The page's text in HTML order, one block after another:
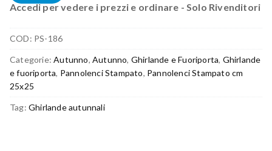
Accedi per vedere i prezzi e ordinare - Solo Rivenditori
COD: PS-186
Categorie:Autunno,Autunno, Ghirlande e Fuoriporta, Ghirlande
e fuoriporta, Pannolenci Stampato, Pannolenci Stampato cm
25x25
Tag: Ghirlande autunnali